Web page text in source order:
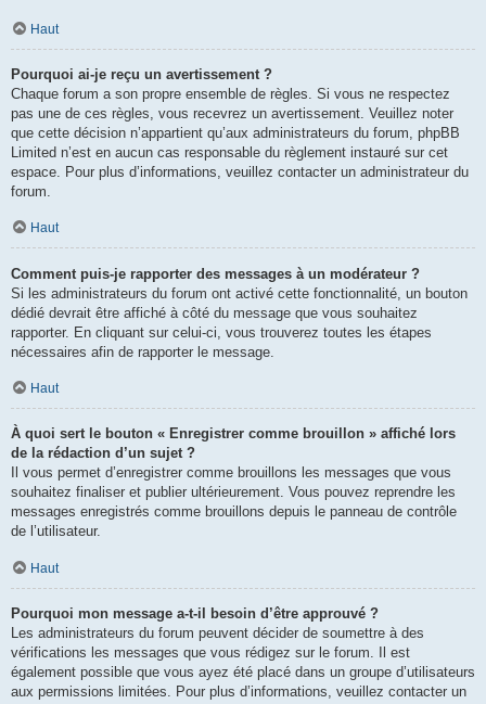
Haut
Pourquoi ai-je reçu un avertissement ?
Chaque forum a son propre ensemble de règles. Si vous ne respectez
pas une de ces règles, vous recevrez un avertissement. Veuillez noter
que cette décision n’appartient qu’aux administrateurs du forum, phpBB
Limited n’est en aucun cas responsable du règlement instauré sur cet
espace. Pour plus d’informations, veuillez contacter un administrateur du
forum.
Haut
Comment puis-je rapporter des messages à un modérateur ?
Si les administrateurs du forum ont activé cette fonctionnalité, un bouton
dédié devrait être affiché à côté du message que vous souhaitez
rapporter. En cliquant sur celui-ci, vous trouverez toutes les étapes
nécessaires afin de rapporter le message.
Haut
À quoi sert le bouton « Enregistrer comme brouillon » affiché lors
de la rédaction d’un sujet ?
Il vous permet d’enregistrer comme brouillons les messages que vous
souhaitez finaliser et publier ultérieurement. Vous pouvez reprendre les
messages enregistrés comme brouillons depuis le panneau de contrôle
de l’utilisateur.
Haut
Pourquoi mon message a-t-il besoin d’être approuvé ?
Les administrateurs du forum peuvent décider de soumettre à des
vérifications les messages que vous rédigez sur le forum. Il est
également possible que vous ayez été placé dans un groupe d’utilisateurs
aux permissions limitées. Pour plus d’informations, veuillez contacter un